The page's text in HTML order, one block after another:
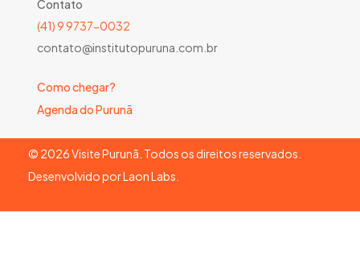
Contato
(41) 9 9737-0032
contato@institutopuruna.com.br
Como chegar?
Agenda do Purunã
© 2026Visite Purunã. Todos os direitos reservados.
Desenvolvido porLaon Labs